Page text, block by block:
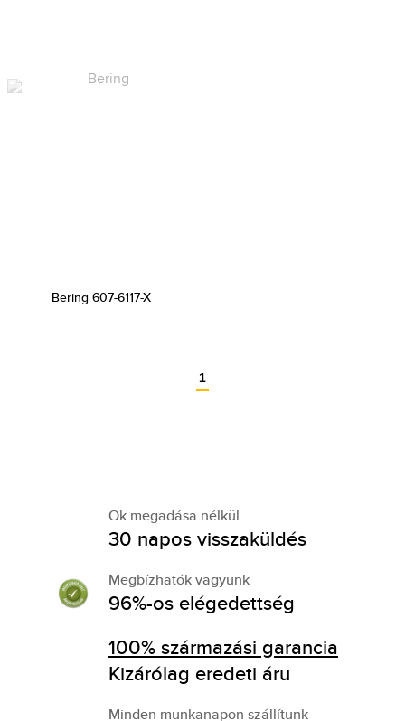
Bering 607-6117-X
1
Ok megadása nélkül
30 napos visszaküldés
Megbízhatók vagyunk
96%-os elégedettség
100% származási garancia
Kizárólag eredeti áru
Minden munkanapon szállítunk